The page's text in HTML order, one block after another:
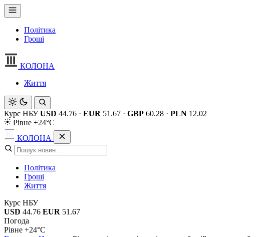
Політика
Гроші
КОЛОНА
Життя
Курс НБУ USD 44.76 · EUR 51.67 · GBP 60.28 · PLN 12.02
Рівне +24°C
КОЛОНА
Політика
Гроші
Життя
Курс НБУ
USD 44.76 EUR 51.67
Погода
Рівне +24°C